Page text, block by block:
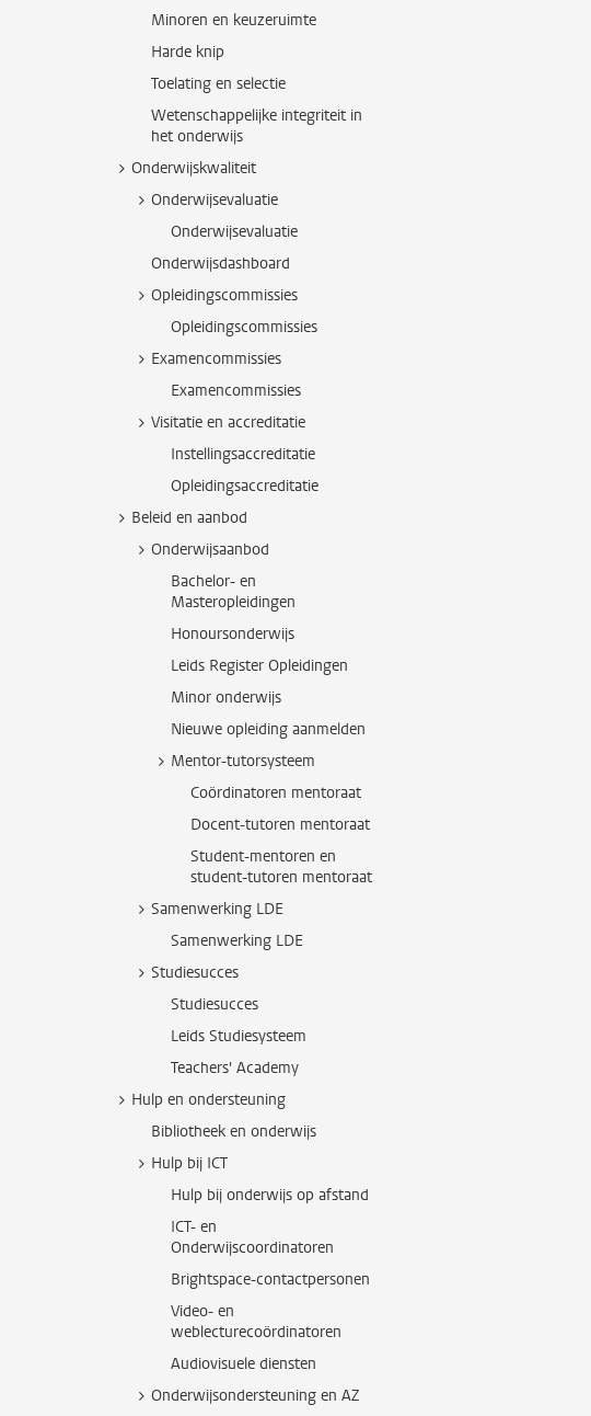
Minoren en keuzeruimte
Harde knip
Toelating en selectie
Wetenschappelijke integriteit in
het onderwijs
Onderwijskwaliteit
Onderwijsevaluatie
Onderwijsevaluatie
Onderwijsdashboard
Opleidingscommissies
Opleidingscommissies
Examencommissies
Examencommissies
Visitatie en accreditatie
Instellingsaccreditatie
Opleidingsaccreditatie
Beleid en aanbod
Onderwijsaanbod
Bachelor- en
Masteropleidingen
Honoursonderwijs
Leids Register Opleidingen
Minor onderwijs
Nieuwe opleiding aanmelden
Mentor-tutorsysteem
Coördinatoren mentoraat
Docent-tutoren mentoraat
Student-mentoren en
student-tutoren mentoraat
Samenwerking LDE
Samenwerking LDE
Studiesucces
Studiesucces
Leids Studiesysteem
Teachers' Academy
Hulp en ondersteuning
Bibliotheek en onderwijs
Hulp bij ICT
Hulp bij onderwijs op afstand
ICT- en
Onderwijscoordinatoren
Brightspace-contactpersonen
Video- en
weblecturecoördinatoren
Audiovisuele diensten
Onderwijsondersteuning en AZ